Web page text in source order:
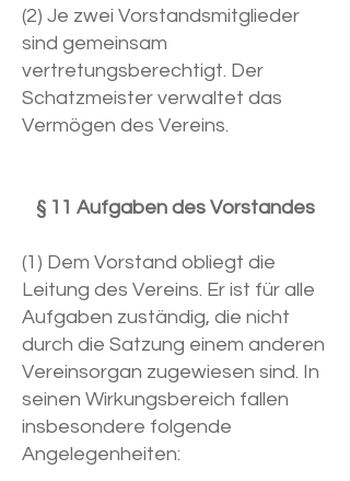
(2) Je zwei Vorstandsmitglieder
sind gemeinsam
vertretungsberechtigt. Der
Schatzmeister verwaltet das
Vermögen des Vereins.
§ 11 Aufgaben des Vorstandes
(1) Dem Vorstand obliegt die
Leitung des Vereins. Er ist für alle
Aufgaben zuständig, die nicht
durch die Satzung einem anderen
Vereinsorgan zugewiesen sind. In
seinen Wirkungsbereich fallen
insbesondere folgende
Angelegenheiten: